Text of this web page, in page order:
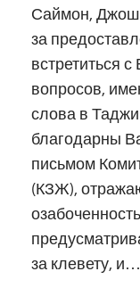
Саймон, Джош
за
встретиться
вопросов,
слова в
благодарны
письмом
(КЗЖ),
за клевету, и…